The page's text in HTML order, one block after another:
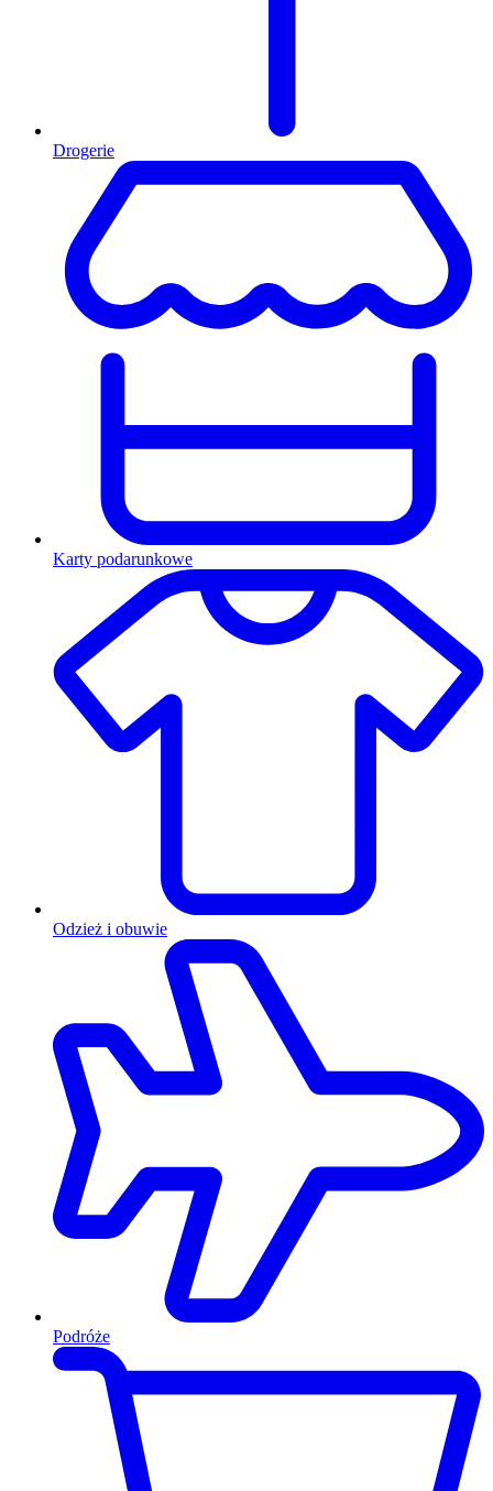
Drogerie
Karty podarunkowe
Odzież i obuwie
Podróże